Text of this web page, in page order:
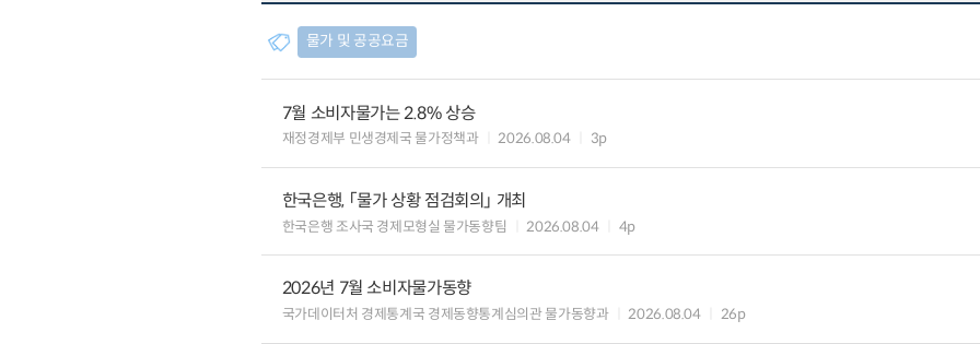
물가 및 공공요금
7월 소비자물가는 2.8% 상승
재정경제부 민생경제국 물가정책과 2026.08.04 3p
한국은행, 「물가 상황 점검회의」 개최
한국은행 조사국 경제모형실 물가동향팀 2026.08.04 4p
2026년 7월 소비자물가동향
국가데이터처 경제통계국 경제동향통계심의관 물가동향과 2026.08.04 26p